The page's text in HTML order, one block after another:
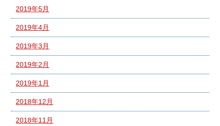
2019年5月
2019年4月
2019年3月
2019年2月
2019年1月
2018年12月
2018年11月